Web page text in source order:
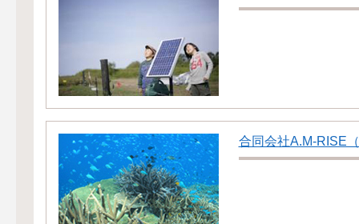
合同会社A.M-RISE